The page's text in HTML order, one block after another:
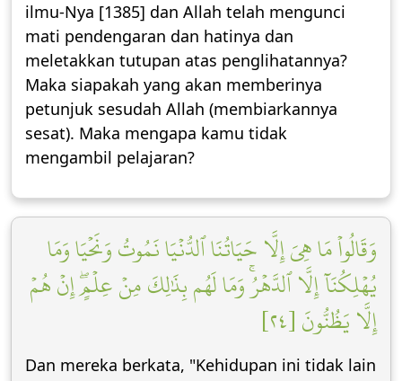
ilmu-Nya [1385] dan Allah telah mengunci
mati pendengaran dan hatinya dan
meletakkan tutupan atas penglihatannya?
Maka siapakah yang akan memberinya
petunjuk sesudah Allah (membiarkannya
sesat). Maka mengapa kamu tidak
mengambil pelajaran?
وَقَالُواْ مَا هِيَ إِلَّا حَيَاتُنَا ٱلدُّنۡيَا نَمُوتُ وَنَحۡيَا وَمَا
يُهۡلِكُنَآ إِلَّا ٱلدَّهۡرُۚ وَمَا لَهُم بِذَٰلِكَ مِنۡ عِلۡمٍۖ إِنۡ هُمۡ
إِلَّا يَظُنُّونَ [٢٤]
Dan mereka berkata, "Kehidupan ini tidak lain